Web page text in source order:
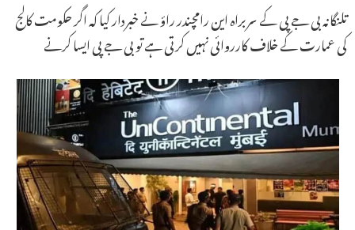
تلنگانہ بی جے پی کے سربراہ این رامچندر راؤ نے خبردار کیا کہ اگر حکومت کالج
کی عمارت کے خلاف کارروائی نہیں کرتی ہے تو بی جے پی ایسا کرنے